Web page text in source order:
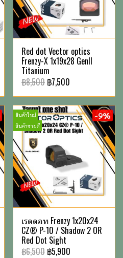
Red dot Vector optics
Frenzy-X 1x19x28 GenII
Titanium
฿8,500 ฿7,500
สินค้าใหม่
สินค้าขายดี
-9%
เรดดอท Frenzy 1x20x24
CZ® P-10 / Shadow 2 OR
Red Dot Sight
฿6,500 ฿5,900